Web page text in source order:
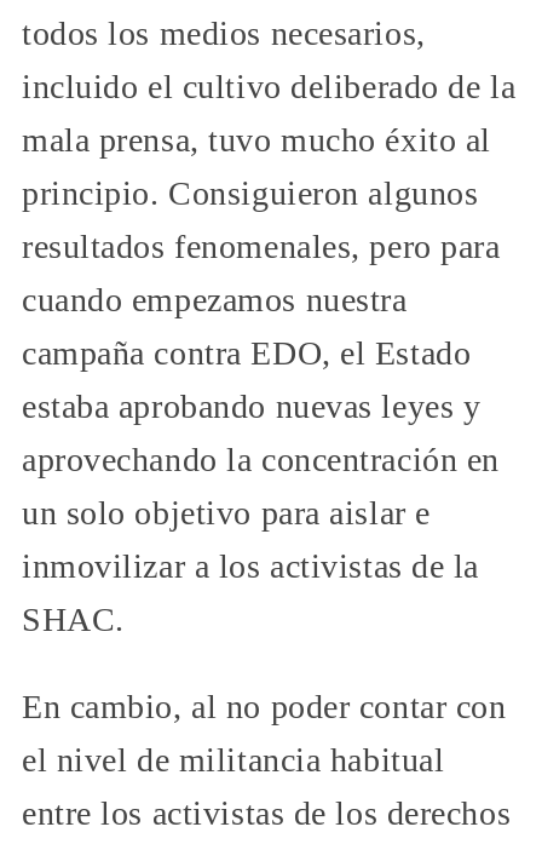
todos los medios necesarios,
incluido el cultivo deliberado de la
mala prensa, tuvo mucho éxito al
principio. Consiguieron algunos
resultados fenomenales, pero para
cuando empezamos nuestra
campaña contra EDO, el Estado
estaba aprobando nuevas leyes y
aprovechando la concentración en
un solo objetivo para aislar e
inmovilizar a los activistas de la
SHAC.
En cambio, al no poder contar con
el nivel de militancia habitual
entre los activistas de los derechos